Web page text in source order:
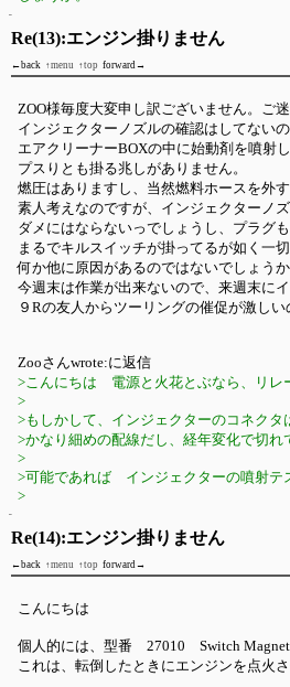
Re(13):エンジン掛りません
←back ↑menu ↑top forward→
ZOO様毎度大変申し訳ございません。ご
インジェクターノズルの確認はしてないの
エアクリーナーBOXの中に始動剤を噴射
プスりとも掛る兆しがありません。
燃圧はありますし、当然燃料ホースを外
素人考えなのですが、インジェクターノ
ダメにはならないっでしょうし、プラグ
まるでキルスイッチが掛ってるが如く一切
何か他に原因があるのではないでしょうか
今週末は作業が出来ないので、来週末に
９Rの友人からツーリングの催促が激しい
Zooさんwrote:に返信
>こんにちは 電源と火花とぶなら、リレ
>
>もしかして、インジェクターのコネク
>かなり細めの配線だし、経年変化で切れ
>
>可能であれば インジェクターの噴射テ
>
Re(14):エンジン掛りません
←back ↑menu ↑top forward→
こんにちは
個人的には、型番 27010 Switch
これは、転倒したときにエンジンを点火